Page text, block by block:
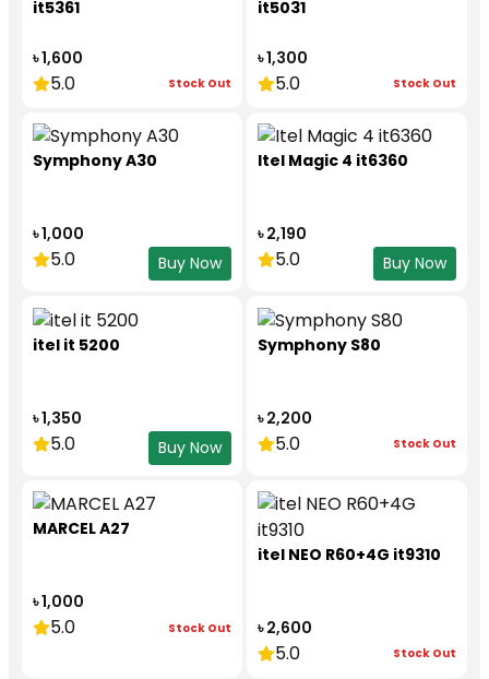
it5361
৳ 1,600
5.0 Stock Out
it5031
৳ 1,300
5.0 Stock Out
Symphony A30
৳ 1,000
5.0 Buy Now
Itel Magic 4 it6360
৳ 2,190
5.0 Buy Now
itel it 5200
৳ 1,350
5.0 Buy Now
Symphony S80
৳ 2,200
5.0 Stock Out
MARCEL A27
৳ 1,000
5.0 Stock Out
itel NEO R60+4G it9310
৳ 2,600
5.0 Stock Out